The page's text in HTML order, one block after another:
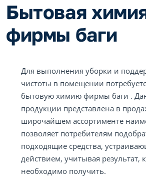
Бытовая
фирмы баги
Для выполнения уборки и
чистоты в помещении
бытовую химию фирмы баги .
продукции представлена в
широчайшем ассортименте
позволяет потребителям
подходящие средства,
действием, учитывая результат,
необходимо получить.